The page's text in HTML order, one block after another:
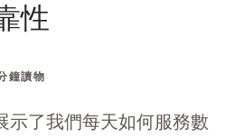
性
鐘讀物
示了我們每天如何服務數